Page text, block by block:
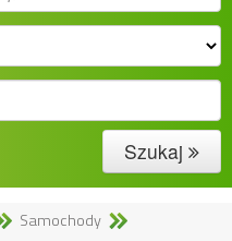
Szukaj
Samochody